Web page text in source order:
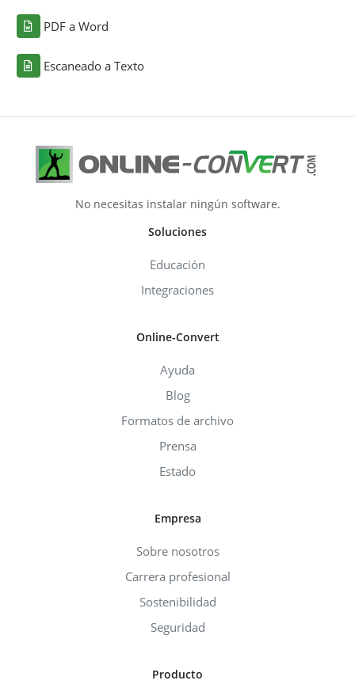
PDF a Word
Escaneado a Texto
No necesitas instalar ningún software.
Soluciones
Educación
Integraciones
Online-Convert
Ayuda
Blog
Formatos de archivo
Prensa
Estado
Empresa
Sobre nosotros
Carrera profesional
Sostenibilidad
Seguridad
Producto